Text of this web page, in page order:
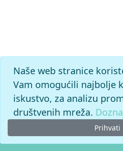
Naše web stranice
Vam omogućili najbolje
iskustvo, za analizu
društvenih mreža.
Prihvati
© 2026. -Leksikografski zavod